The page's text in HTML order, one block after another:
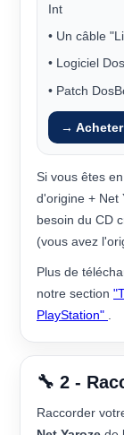
Int
• Un câble
• Logiciel
• Patch
→ Acheter
Si vous êtes
d'origine + Net
besoin du CD
(vous avez
Plus de
notre section
PlayStation"
🔧 2 -
Raccorder